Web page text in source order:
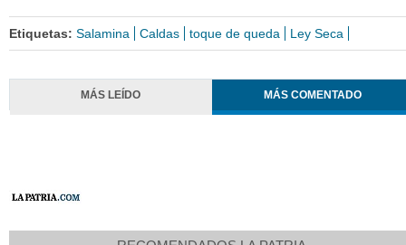
Etiquetas: Salamina Caldas toque de queda Ley Seca
MÁS LEÍDO MÁS COMENTADO